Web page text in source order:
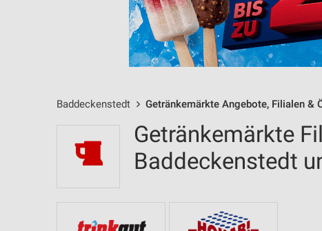
Baddeckenstedt Getränkemärkte Angebote, Filialen &
Getränkemärkte
Baddeckenstedt